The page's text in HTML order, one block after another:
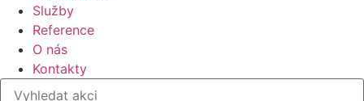
Služby
Reference
O nás
Kontakty